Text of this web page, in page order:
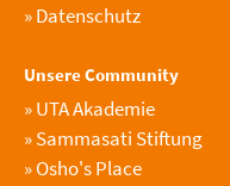
»Datenschutz
Unsere Community
»UTA Akademie
»Sammasati Stiftung
»Osho's Place